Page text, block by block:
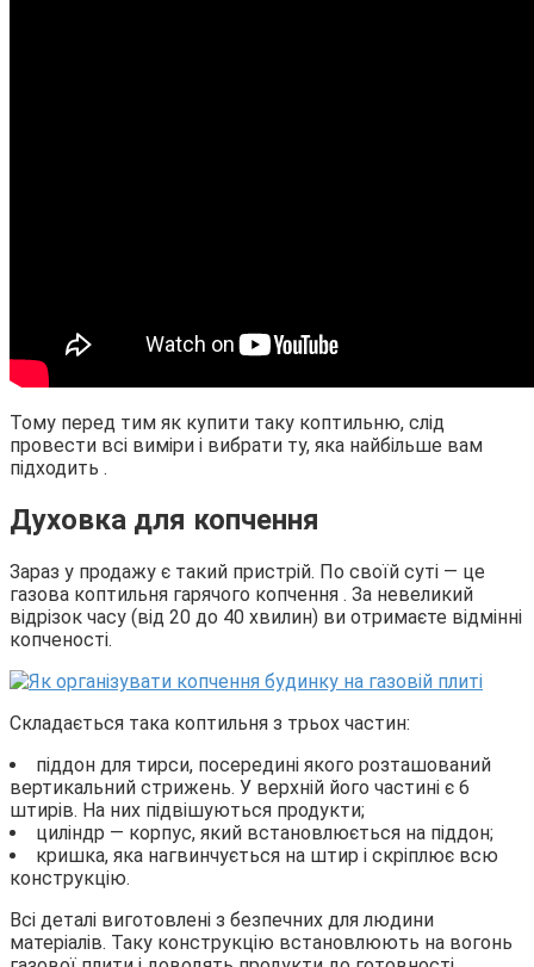
Тому перед тим як купити таку коптильню, слід
провести всі виміри і вибрати ту, яка найбільше вам
підходить .
Духовка для копчення
Зараз у продажу є такий пристрій. По своїй суті — це
газова коптильня гарячого копчення . За невеликий
відрізок часу (від 20 до 40 хвилин) ви отримаєте відмінні
копченості.
Складається така коптильня з трьох частин:
піддон для тирси, посередині якого розташований
вертикальний стрижень. У верхній його частині є 6
штирів. На них підвішуються продукти;
циліндр — корпус, який встановлюється на піддон;
кришка, яка нагвинчується на штир і скріплює всю
конструкцію.
Всі деталі виготовлені з безпечних для людини
матеріалів. Таку конструкцію встановлюють на вогонь